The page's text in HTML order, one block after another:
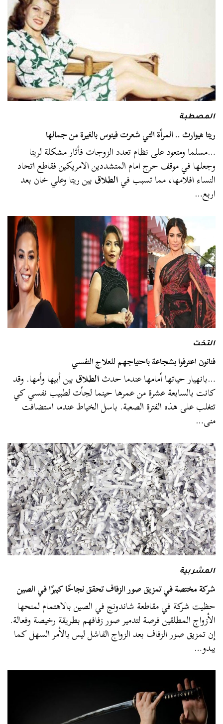
المصطبة
ريتا هيوارث .. المرأة التي شعرت فينوس بالغيرة من جمالها
…مسلما ومتعود على نظام تعدد الزوجات فأثار مشكلة لريتا
وجعلها في موقف حرج امام المتشددين الامريكين فقاطع اتحاد
النساء افلامها، مما تسبب فيالطلاقبين ريتا وعلي خان بعد
اربع…
التخت
فنانون اعترفوا بشجاعة باحتياجهم للعلاج النفسي
…بانهيار حياتها أمامها عندما حدثالطلاقبين أبيها وأمها. وقد
كانت بالسابعة عشرة من عمرها حينما لجأت لطبيب نفسي كي
تتغلب على هذه الفترة الصعبة. باسل الخياط عندما استضافت
منى…
المشربية
شركة مختصة في تمزيق صور الزفاف تحقق نجاحًا كبيرًا في الصين
حظيت شركة في مقاطعة شاندونج في الصين بالاهتمام لمنحها
الأزواج المطلقين فرصة لتدمير صور زفافهم بطريقة رخيصة وفعالة.
إن تمزيق صور الزفاف بعد الزواج الفاشل ليس بالأمر السهل كما
يبدو…